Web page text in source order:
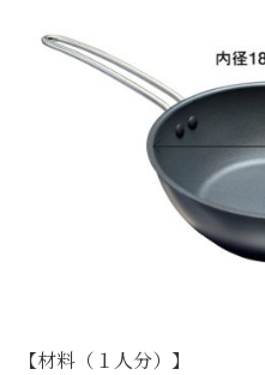
【材料（１人分）】